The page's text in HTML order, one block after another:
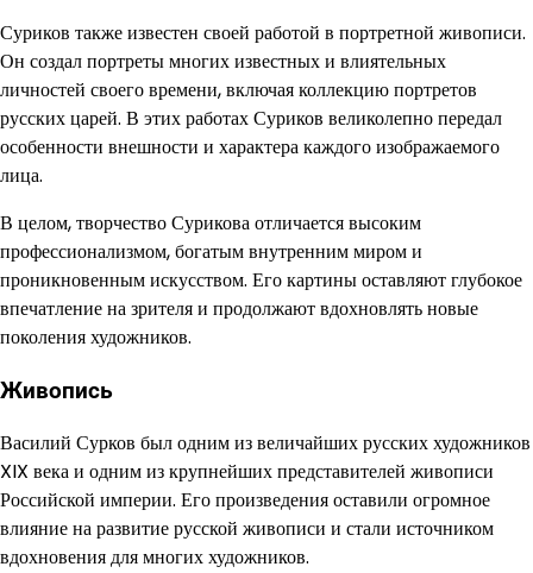
Суриков также известен своей работой в портретной живописи.
Он создал портреты многих известных и влиятельных
личностей своего времени, включая коллекцию портретов
русских царей. В этих работах Суриков великолепно передал
особенности внешности и характера каждого изображаемого
лица.
В целом, творчество Сурикова отличается высоким
профессионализмом, богатым внутренним миром и
проникновенным искусством. Его картины оставляют глубокое
впечатление на зрителя и продолжают вдохновлять новые
поколения художников.
Живопись
Василий Сурков был одним из величайших русских художников
XIX века и одним из крупнейших представителей живописи
Российской империи. Его произведения оставили огромное
влияние на развитие русской живописи и стали источником
вдохновения для многих художников.